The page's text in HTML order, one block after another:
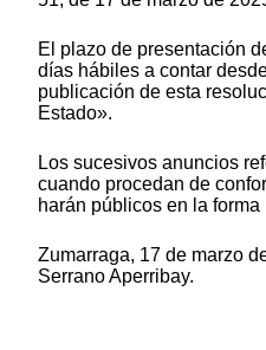
El plazo de presentación
días hábiles a contar
publicación de esta
Estado».
Los sucesivos anuncios
cuando procedan de
harán públicos en la
Zumarraga, 17 de marzo
Serrano Aperribay.